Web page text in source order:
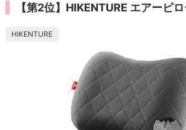
【第2位】HIKENTURE エアーピ
HIKENTURE